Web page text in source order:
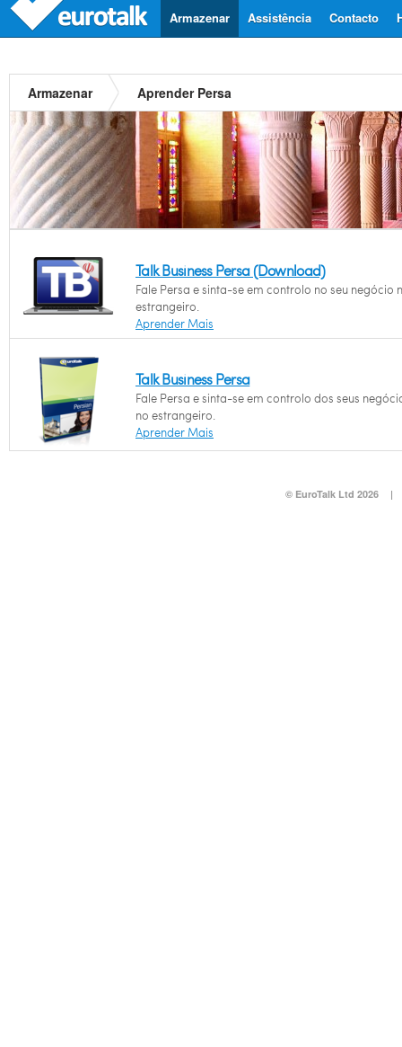
Contacto
Assistência
Armazenar
Armazenar Aprender Persa
Talk Business Persa (Download)
Fale Persa e sinta-se em controlo no seu negócio
estrangeiro.
Aprender Mais
Talk Business Persa
Fale Persa e sinta-se em controlo dos seus
no estrangeiro.
Aprender Mais
© EuroTalk Ltd 2026 |